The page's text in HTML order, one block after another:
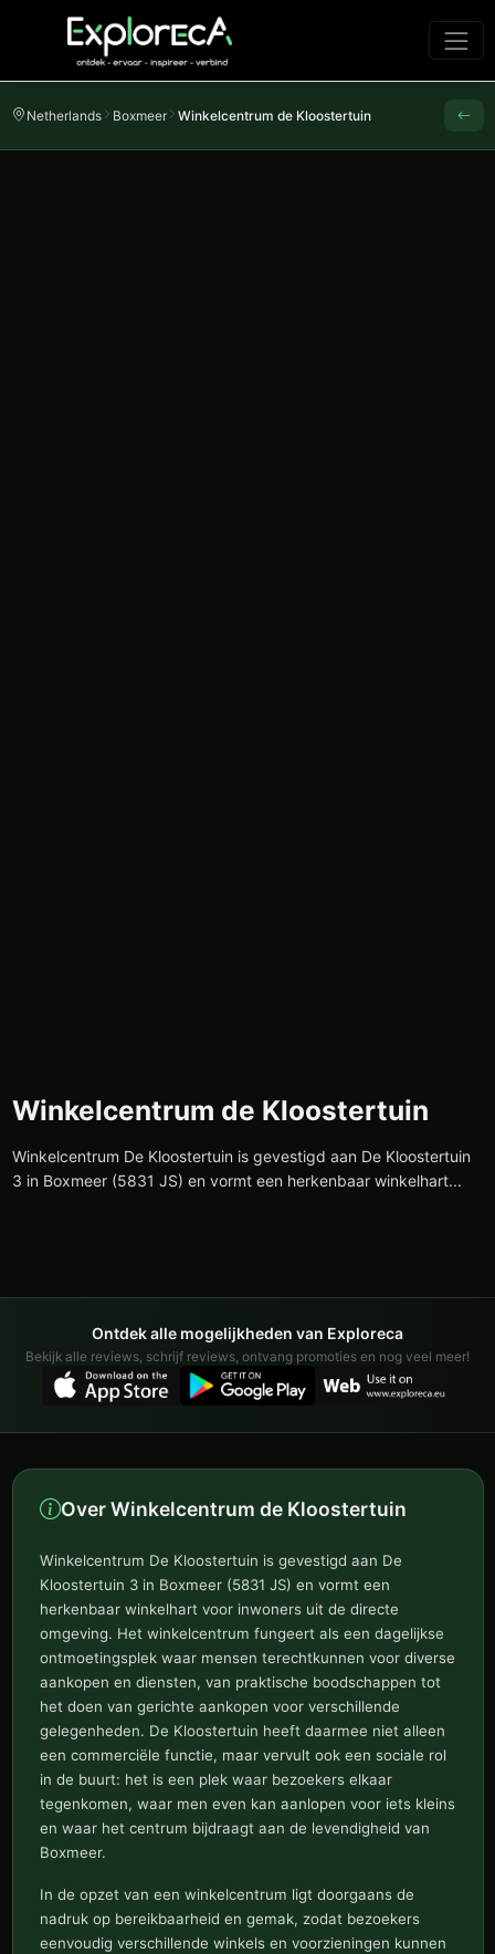
Netherlands Boxmeer Winkelcentrum de Kloostertuin
Winkelcentrum de Kloostertuin
Winkelcentrum De Kloostertuin is gevestigd aan De Kloostertuin
3 in Boxmeer (5831 JS) en vormt een herkenbaar winkelhart...
Ontdek alle mogelijkheden van Exploreca
Bekijk alle reviews, schrijf reviews, ontvang promoties en nog veel meer!
Over Winkelcentrum de Kloostertuin
Winkelcentrum De Kloostertuin is gevestigd aan De
Kloostertuin 3 in Boxmeer (5831 JS) en vormt een
herkenbaar winkelhart voor inwoners uit de directe
omgeving. Het winkelcentrum fungeert als een dagelijkse
ontmoetingsplek waar mensen terechtkunnen voor diverse
aankopen en diensten, van praktische boodschappen tot
het doen van gerichte aankopen voor verschillende
gelegenheden. De Kloostertuin heeft daarmee niet alleen
een commerciële functie, maar vervult ook een sociale rol
in de buurt: het is een plek waar bezoekers elkaar
tegenkomen, waar men even kan aanlopen voor iets kleins
en waar het centrum bijdraagt aan de levendigheid van
Boxmeer.
In de opzet van een winkelcentrum ligt doorgaans de
nadruk op bereikbaarheid en gemak, zodat bezoekers
eenvoudig verschillende winkels en voorzieningen kunnen